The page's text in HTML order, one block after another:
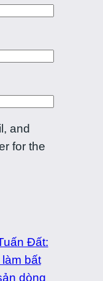
and
for the
Đất:
bất
dòng